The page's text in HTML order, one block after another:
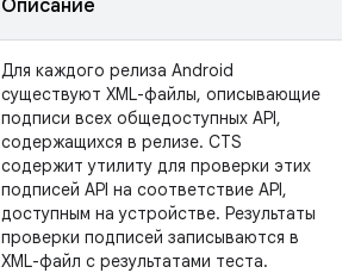
Описание
Для каждого релиза Android
существуют XML-файлы, описывающие
подписи всех общедоступных API,
содержащихся в релизе. CTS
содержит утилиту для проверки этих
подписей API на соответствие API,
доступным на устройстве. Результаты
проверки подписей записываются в
XML-файл с результатами теста.